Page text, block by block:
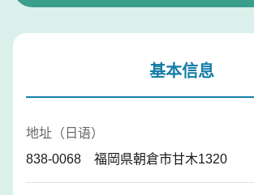
基本信息
地址（日语）
838-0068 福岡県朝倉市甘木1320